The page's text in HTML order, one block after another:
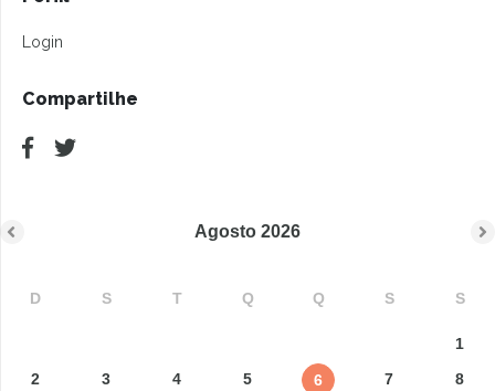
Login
Compartilhe
Agosto 2026
D S T Q Q S S
1
2
3 4 5 6 7
8